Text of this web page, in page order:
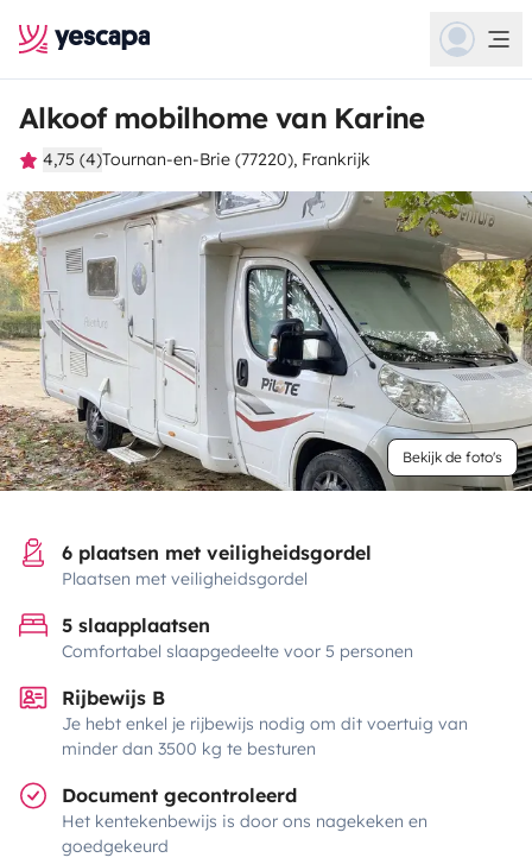
Alkoof mobilhome van Karine
4,75 (4)Tournan-en-Brie (77220), Frankrijk
Bekijk de foto's
6 plaatsen met veiligheidsgordel
Plaatsen met veiligheidsgordel
5 slaapplaatsen
Comfortabel slaapgedeelte voor 5 personen
Rijbewijs B
Je hebt enkel je rijbewijs nodig om dit voertuig van
minder dan 3500 kg te besturen
Document gecontroleerd
Het kentekenbewijs is door ons nagekeken en
goedgekeurd